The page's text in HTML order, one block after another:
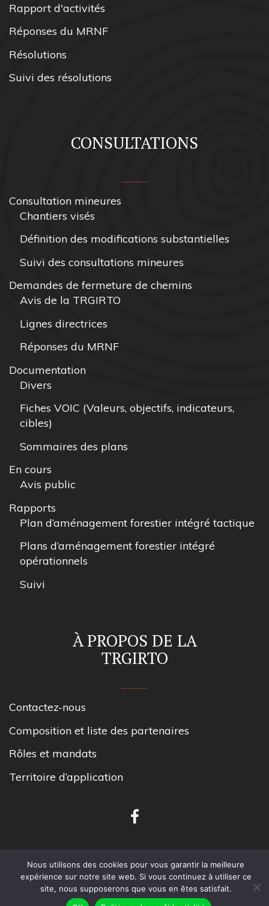
Rapport d'activités
Réponses du MRNF
Résolutions
Suivi des résolutions
CONSULTATIONS
Consultation mineures
Chantiers visés
Définition des modifications substantielles
Suivi des consultations mineures
Demandes de fermeture de chemins
Avis de la TRGIRTO
Lignes directrices
Réponses du MRNF
Documentation
Divers
Fiches VOIC (Valeurs, objectifs, indicateurs,
cibles)
Sommaires des plans
En cours
Avis public
Rapports
Plan d’aménagement forestier intégré tactique
Plans d’aménagement forestier intégré
opérationnels
Suivi
À PROPOS DE LA
TRGIRTO
Contactez-nous
Composition et liste des partenaires
Rôles et mandats
Territoire d’application
Tous droits réservés TRGIRT Outaouais.
Nous utilisons des cookies pour vous garantir la meilleure
expérience sur notre site web. Si vous continuez à utiliser ce
site, nous supposerons que vous en êtes satisfait.